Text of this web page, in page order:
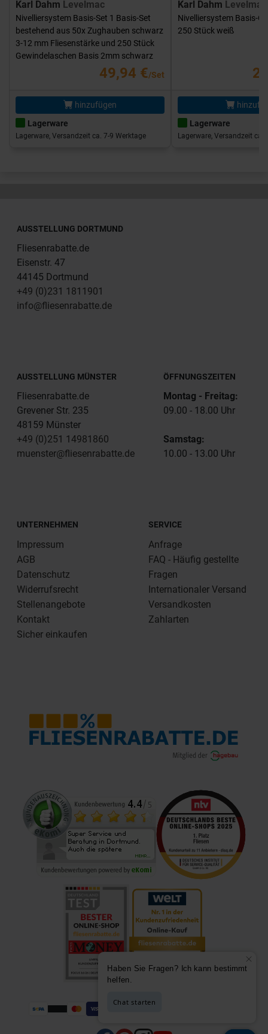
Karl Dahm Levelmac
Nivelliersystem Basis-Set 1 Basis-Set
bestehend aus 50x Zughauben schwarz
3-12 mm Fliesenstärke und 250 Stück
Gewindelaschen Basis 2mm schwarz
49,94 €/Set
hinzufügen
Lagerware
Lagerware, Versandzeit ca. 7-9 Werktage
Karl Dahm Levelmac
Nivelliersystem Basis-
250 Stück weiß
Lagerware
Lagerware, Versandzeit ca.
AUSSTELLUNG DORTMUND
Fliesenrabatte.de
Eisenstr. 47
44145 Dortmund
+49 (0)231 1811901
info@fliesenrabatte.de
AUSSTELLUNG MÜNSTER
Fliesenrabatte.de
Grevener Str. 235
48159 Münster
+49 (0)251 14981860
muenster@fliesenrabatte.de
ÖFFNUNGSZEITEN
Montag - Freitag:
09.00 - 18.00 Uhr
Samstag:
10.00 - 13.00 Uhr
UNTERNEHMEN
Impressum
AGB
Datenschutz
Widerrufsrecht
Stellenangebote
Kontakt
Sicher einkaufen
SERVICE
Anfrage
FAQ - Häufig gestellte
Fragen
Internationaler Versand
Versandkosten
Zahlarten